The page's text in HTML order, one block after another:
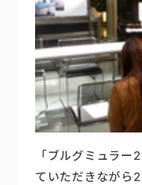
「ブルグミュラ
ていただきながら